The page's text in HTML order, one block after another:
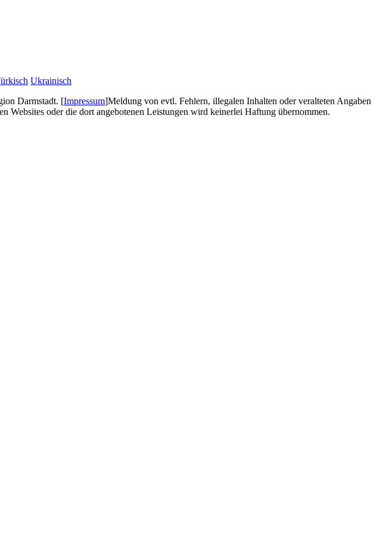
Ukrainisch
Darmstadt. [Impressum]Meldung von evtl. Fehlern, illegalen Inhalten oder veralteten Angaben
oder die dort angebotenen Leistungen wird keinerlei Haftung übernommen.